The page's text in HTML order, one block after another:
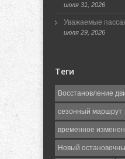
июля 31, 2026
Уважаемые
июля 29, 2026
Теги
Восстановление
сезонный маршрут
временное
Новый